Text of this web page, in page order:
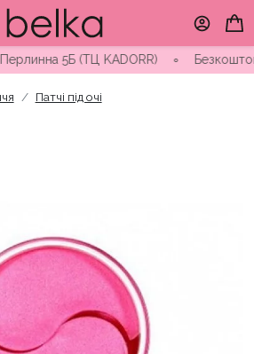
5Б (ТЦ KADORR) ∘ Безкоштовна
Патчі під очі